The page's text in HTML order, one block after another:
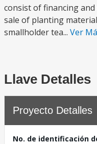
consist of financing
sale of planting
smallholder tea... Ver
Llave Detalles
Proyecto Detalles
No. de identificación